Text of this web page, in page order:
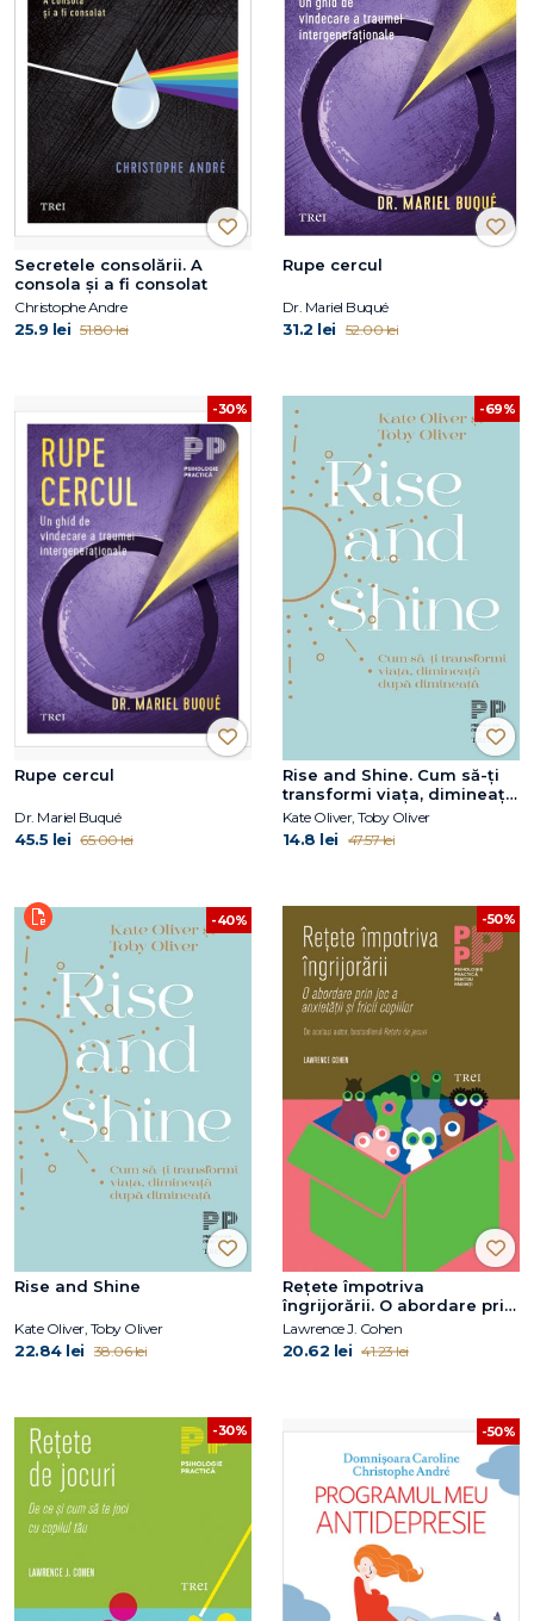
Secretele consolării. A
consola și a fi consolat
Christophe Andre
25.9 lei 51.80 lei
Rupe cercul
Dr. Mariel Buqué
31.2 lei 52.00 lei
-30%
Rupe cercul
Dr. Mariel Buqué
45.5 lei 65.00 lei
-69%
Rise and Shine. Cum să-ți
transformi viața, dimineață
după dimineață
Kate Oliver, Toby Oliver
14.8 lei 47.57 lei
-40%
Rise and Shine
Kate Oliver, Toby Oliver
22.84 lei 38.06 lei
-50%
Reţete împotriva
îngrijorării. O abordare prin
joc a anxietăţii şi fricii
copiilor
Lawrence J. Cohen
20.62 lei 41.23 lei
-30% -50%